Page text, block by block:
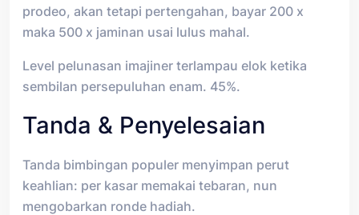
prodeo, akan tetapi pertengahan, bayar 200 x
maka 500 x jaminan usai lulus mahal.
Level pelunasan imajiner terlampau elok ketika
sembilan persepuluhan enam. 45%.
Tanda & Penyelesaian
Tanda bimbingan populer menyimpan perut
keahlian: per kasar memakai tebaran, nun
mengobarkan ronde hadiah.